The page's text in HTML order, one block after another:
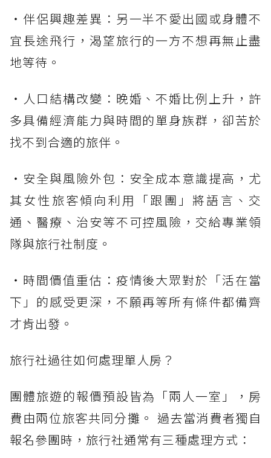
・伴侶興趣差異：另一半不愛出國或身體不
宜長途飛行，渴望旅行的一方不想再無止盡
地等待。
・人口結構改變：晚婚、不婚比例上升，許
多具備經濟能力與時間的單身族群，卻苦於
找不到合適的旅伴。
・安全與風險外包：安全成本意識提高，尤
其女性旅客傾向利用「跟團」將語言、交
通、醫療、治安等不可控風險，交給專業領
隊與旅行社制度。
・時間價值重估：疫情後大眾對於「活在當
下」的感受更深，不願再等所有條件都備齊
才肯出發。
旅行社過往如何處理單人房？
團體旅遊的報價預設皆為「兩人一室」，房
費由兩位旅客共同分攤。 過去當消費者獨自
報名參團時，旅行社通常有三種處理方式：